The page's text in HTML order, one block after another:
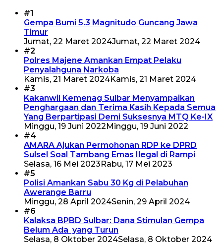
#1
Gempa Bumi 5.3 Magnitudo Guncang Jawa
Timur
Jumat, 22 Maret 2024Jumat, 22 Maret 2024
#2
Polres Majene Amankan Empat Pelaku
Penyalahguna Narkoba
Kamis, 21 Maret 2024Kamis, 21 Maret 2024
#3
Kakanwil Kemenag Sulbar Menyampaikan
Penghargaan dan Terima Kasih Kepada Semua
Yang Berpartipasi Demi Suksesnya MTQ Ke-IX
Minggu, 19 Juni 2022 Minggu, 19 Juni 2022
#4
AMARA Ajukan Permohonan RDP ke DPRD
Sulsel Soal Tambang Emas Ilegal di Rampi
Selasa, 16 Mei 2023 Rabu, 17 Mei 2023
#5
Polisi Amankan Sabu 30 Kg di Pelabuhan
Awerange Barru
Minggu, 28 April 2024Senin, 29 April 2024
#6
Kalaksa BPBD Sulbar: Dana Stimulan Gempa
Belum Ada yang Turun
Selasa, 8 Oktober 2024Selasa, 8 Oktober 2024